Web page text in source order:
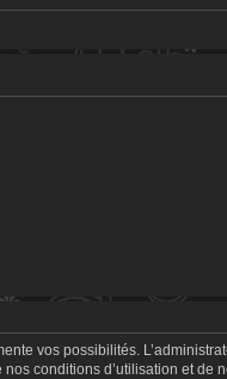
vos possibilités.
conditions d’utilisation et de